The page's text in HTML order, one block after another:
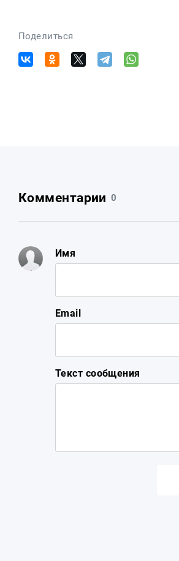
Поделиться
Комментарии 0
Имя
Email
Текст сообщения